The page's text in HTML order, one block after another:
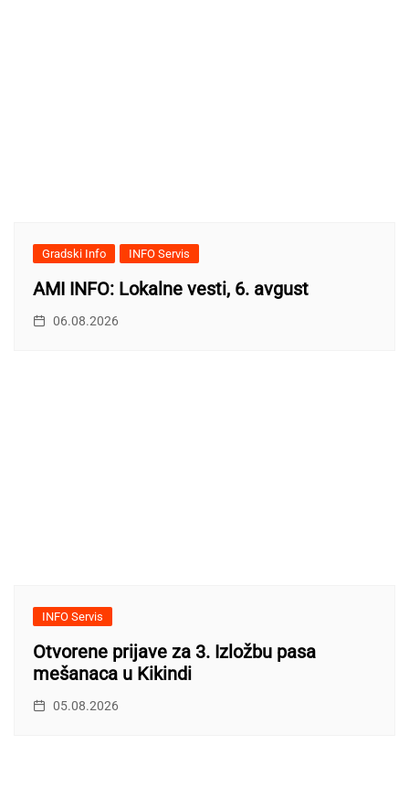
Gradski Info INFO Servis
AMI INFO: Lokalne vesti, 6. avgust
06.08.2026
INFO Servis
Otvorene prijave za 3. Izložbu pasa
mešanaca u Kikindi
05.08.2026